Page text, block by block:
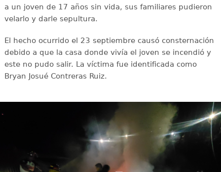
a un joven de 17 años sin vida, sus familiares pudieron
velarlo y darle sepultura.
El hecho ocurrido el 23 septiembre causó consternación
debido a que la casa donde vivía el joven se incendió y
este no pudo salir. La víctima fue identificada como
Bryan Josué Contreras Ruiz.